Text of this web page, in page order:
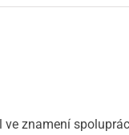
ve znamení